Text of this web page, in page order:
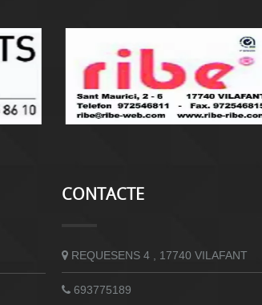
CONTACTE
REQUESENS 4 , 17740 VILAFANT
693775189